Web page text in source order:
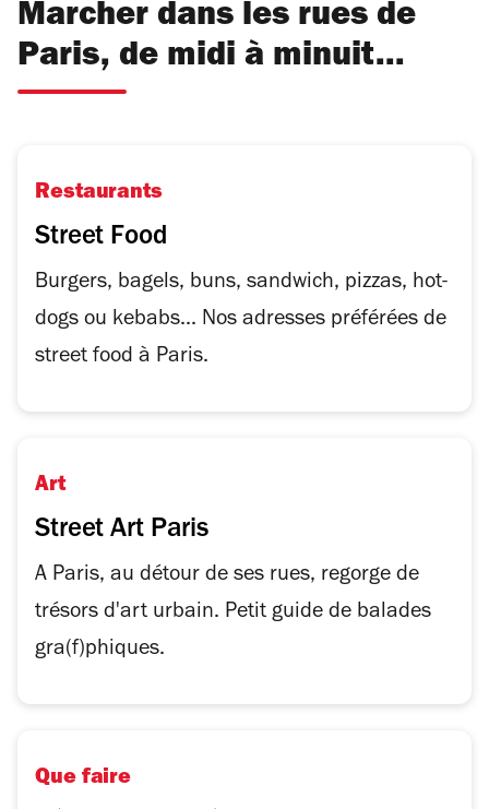
Marcher dans les rues de
Paris, de midi à minuit...
Restaurants
Street Food
Burgers, bagels, buns, sandwich, pizzas, hot-
dogs ou kebabs... Nos adresses préférées de
street food à Paris.
Art
Street Art Paris
A Paris, au détour de ses rues, regorge de
trésors d'art urbain. Petit guide de balades
gra(f)phiques.
Que faire